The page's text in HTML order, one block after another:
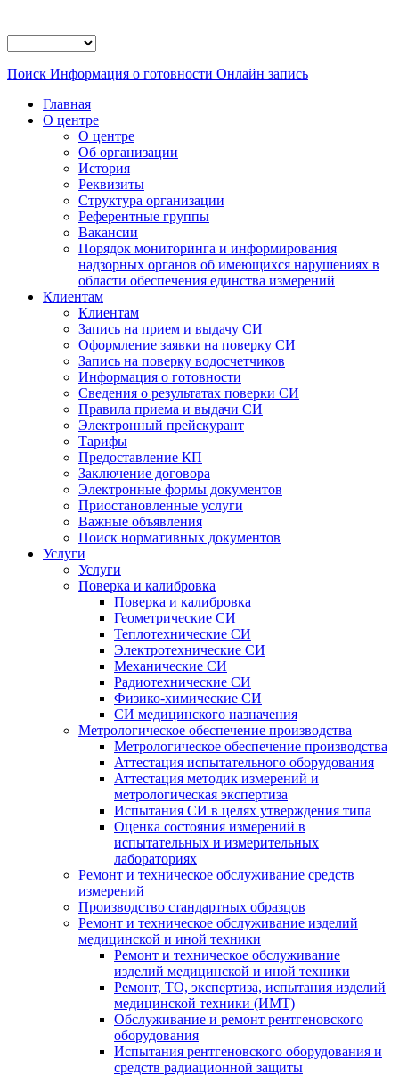
Поиск Информация о готовности Онлайн запись
Главная
О центре
О центре
Об организации
История
Реквизиты
Структура организации
Референтные группы
Вакансии
Порядок мониторинга и информирования
надзорных органов об имеющихся нарушениях в
области обеспечения единства измерений
Клиентам
Клиентам
Запись на прием и выдачу СИ
Оформление заявки на поверку СИ
Запись на поверку водосчетчиков
Информация о готовности
Сведения о результатах поверки СИ
Правила приема и выдачи СИ
Электронный прейскурант
Тарифы
Предоставление КП
Заключение договора
Электронные формы документов
Приостановленные услуги
Важные объявления
Поиск нормативных документов
Услуги
Услуги
Поверка и калибровка
Поверка и калибровка
Геометрические СИ
Теплотехнические СИ
Электротехнические СИ
Механические СИ
Радиотехнические СИ
Физико-химические СИ
СИ медицинского назначения
Метрологическое обеспечение производства
Метрологическое обеспечение производства
Аттестация испытательного оборудования
Аттестация методик измерений и
метрологическая экспертиза
Испытания СИ в целях утверждения типа
Оценка состояния измерений в
испытательных и измерительных
лабораториях
Ремонт и техническое обслуживание средств
измерений
Производство стандартных образцов
Ремонт и техническое обслуживание изделий
медицинской и иной техники
Ремонт и техническое обслуживание
изделий медицинской и иной техники
Ремонт, ТО, экспертиза, испытания изделий
медицинской техники (ИМТ)
Обслуживание и ремонт рентгеновского
оборудования
Испытания рентгеновского оборудования и
средств радиационной защиты